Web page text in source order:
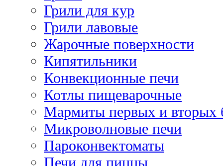
Грили для кур
Грили лавовые
Жарочные поверхности
Кипятильники
Конвекционные печи
Котлы пищеварочные
Мармиты первых и вторых
Микроволновые печи
Пароконвектоматы
Печи для пиццы